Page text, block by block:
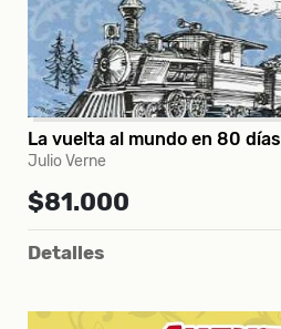
La vuelta al mundo en 80 días
Julio Verne
$81.000
Detalles